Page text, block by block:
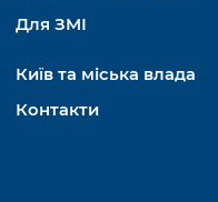
Для ЗМІ
Київ та міська влада
Контакти